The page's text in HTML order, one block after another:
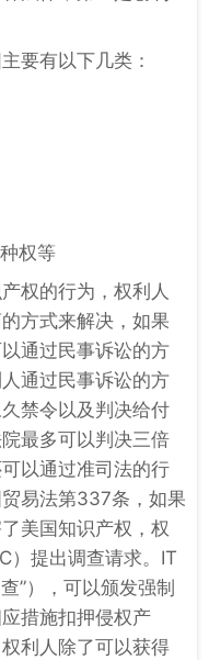
要有以下几类：
权等
权的行为，权利人
方式来解决，如果
通过民事诉讼的方
通过民事诉讼的方
禁令以及判决给付
最多可以判决三倍
以通过准司法的行
易法第337条，如果
美国知识产权，权
）提出调查请求。IT
”），可以颁发强制
措施扣押侵权产
利人除了可以获得